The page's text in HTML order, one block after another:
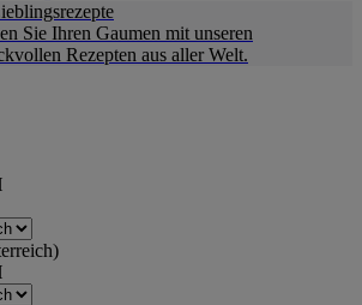
Sie Ihren Gaumen mit unseren
Rezepten aus aller Welt.